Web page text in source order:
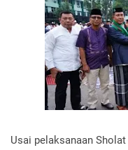
Usai pelaksanaan